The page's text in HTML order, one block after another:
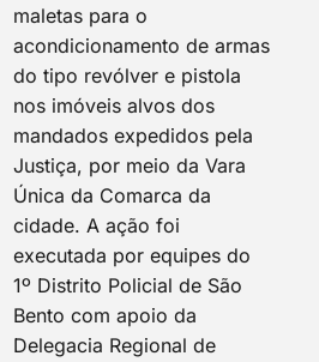
maletas para o
acondicionamento de armas
do tipo revólver e pistola
nos imóveis alvos dos
mandados expedidos pela
Justiça, por meio da Vara
Única da Comarca da
cidade. A ação foi
executada por equipes do
1º Distrito Policial de São
Bento com apoio da
Delegacia Regional de